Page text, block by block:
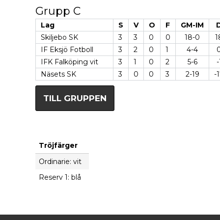
Grupp C
Lag S V O F GM-IM
Skiljebo SK
3 3 0 0 18-0
IF Eksjö Fotboll
3 2 0 1 4-4
IFK Falköping vit
3 1 0 2 5-6 -
Näsets SK
3 0 0 3 2-19 -
TILL GRUPPEN
Tröjfärger
Ordinarie: vit
Reserv 1: blå